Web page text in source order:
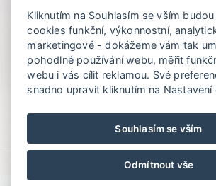
Pension
Rainbow
87%
© Copyright 2026 | Všechna práva
Kliknutím na Souhlasím se vším
cookies funkční, výkonnostní,
marketingové - dokážeme vám tak
pohodlné používání webu, měřit
webu i vás cílit reklamou. Své
snadno upravit kliknutím na Nastavení
Souhlasím se vším
Odmítnout vše